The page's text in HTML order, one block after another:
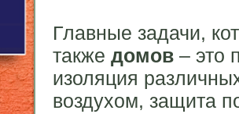
Главные задачи,
также домов – это
изоляция
воздухом, защита